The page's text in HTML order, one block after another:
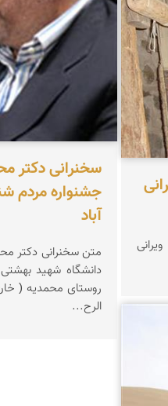
سخنرانی دکتر
جشنواره مردم
آباد
الرح...